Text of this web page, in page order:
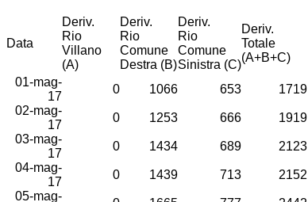
Data
Deriv.
Rio
Villano
(A)
Deriv.
Rio
Comune
Destra (B)
Deriv.
Rio
Comune
Sinistra (C)
Deriv.
Totale
(A+B+C)
01-mag-
17
0 1066 653
1719
02-mag-
17
0 1253 666
1919
03-mag-
17
0 1434 689
2123
04-mag-
17
0 1439 713
2152
05-mag-